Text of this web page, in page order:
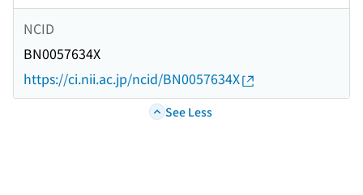
NCID
BN0057634X
https://ci.nii.ac.jp/ncid/BN0057634X
See Less